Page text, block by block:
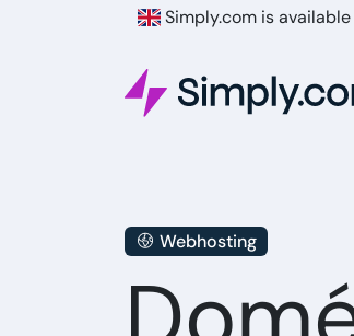
Simply.com is
Webhosting